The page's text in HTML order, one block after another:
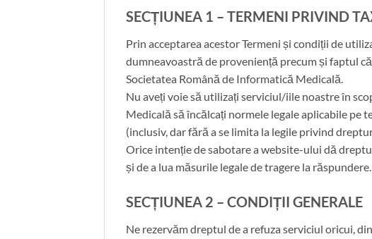
SECȚIUNEA 1 – TERMENI PRIVIND
Prin acceptarea acestor Termeni și condiții de
dumneavoastră de proveniență precum și faptul
Societatea Română de Informatică Medicală.
Nu aveți voie să utilizați serviciul/iile noastre în
Medicală să încălcați normele legale aplicabile
(inclusiv, dar fără a se limita la legile privind
Orice intenție de sabotare a website-ului dă
și de a lua măsurile legale de tragere la răspundere.
SECȚIUNEA 2 – CONDIȚII GENERALE
Ne rezervăm dreptul de a refuza serviciul oricui,